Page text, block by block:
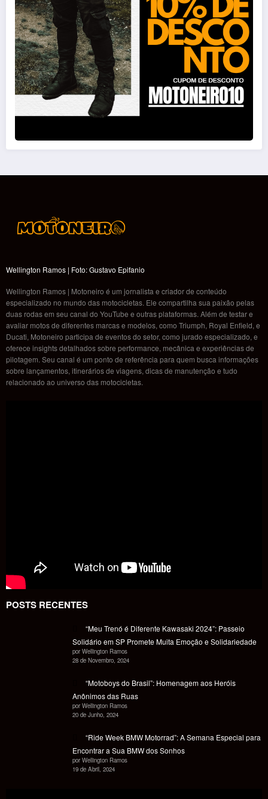
Wellington Ramos | Foto: Gustavo Epifanio
Wellington Ramos | Motoneiro é um jornalista e criador de conteúdo
especializado no mundo das motocicletas. Ele compartilha sua paixão pelas
duas rodas em seu canal do YouTube e outras plataformas. Além de testar e
avaliar motos de diferentes marcas e modelos, como Triumph, Royal Enfield, e
Ducati, Motoneiro participa de eventos do setor, como jurado especializado, e
oferece insights detalhados sobre performance, mecânica e experiências de
pilotagem. Seu canal é um ponto de referência para quem busca informações
sobre lançamentos, itinerários de viagens, dicas de manutenção e tudo
relacionado ao universo das motocicletas.
POSTS RECENTES
“Meu Trenó é Diferente Kawasaki 2024”: Passeio
Solidário em SP Promete Muita Emoção e Solidariedade
por Wellington Ramos
28 de Novembro, 2024
“Motoboys do Brasil”: Homenagem aos Heróis
Anônimos das Ruas
por Wellington Ramos
20 de Junho, 2024
“Ride Week BMW Motorrad”: A Semana Especial para
Encontrar a Sua BMW dos Sonhos
por Wellington Ramos
19 de Abril, 2024